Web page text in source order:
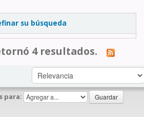
su búsqueda
4 resultados.
para: